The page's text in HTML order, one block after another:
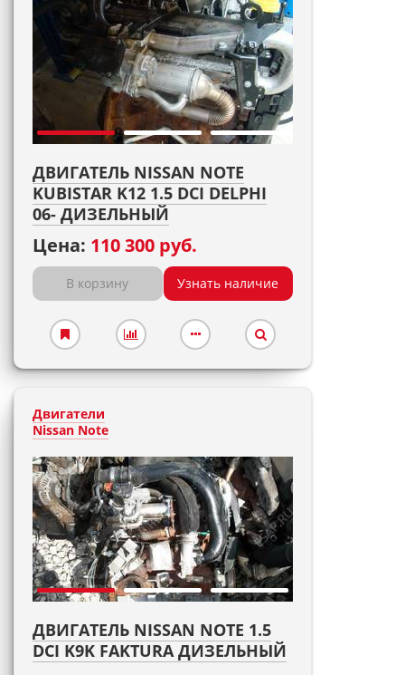
ДВИГАТЕЛЬ NISSAN NOTE
KUBISTAR K12 1.5 DCI DELPHI
06- ДИЗЕЛЬНЫЙ
Цена: 110 300 руб.
В корзину Узнать наличие
Двигатели
Nissan Note
ДВИГАТЕЛЬ NISSAN NOTE 1.5
DCI K9K FAKTURA ДИЗЕЛЬНЫЙ